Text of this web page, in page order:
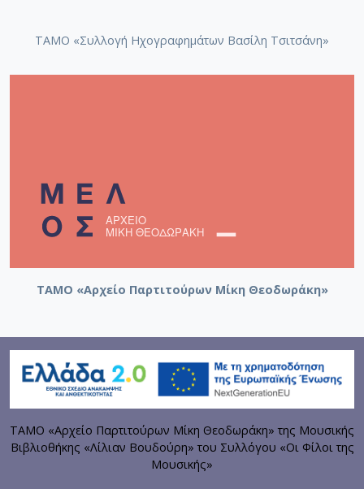
ΤΑΜΟ «Συλλογή Ηχογραφημάτων Βασίλη Τσιτσάνη»
ΤΑΜΟ «Αρχείο Παρτιτούρων Μίκη Θεοδωράκη»
ΤΑΜΟ «Αρχείο Παρτιτούρων Μίκη Θεοδωράκη» της Μουσικής
Βιβλιοθήκης «Λίλιαν Βουδούρη» του Συλλόγου «Οι Φίλοι της
Μουσικής»